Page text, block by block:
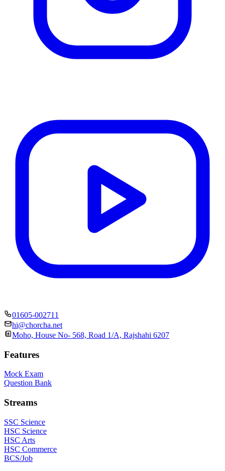
01605-002711
hi@chorcha.net
Moho, House No- 568, Road 1/A, Rajshahi 6207
Features
Mock Exam
Question Bank
Streams
SSC Science
HSC Science
HSC Arts
HSC Commerce
BCS/Job